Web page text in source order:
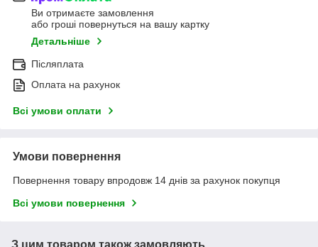
Ви отримаєте замовлення
або гроші повернуться на вашу картку
Детальніше
Післяплата
Оплата на рахунок
Всі умови оплати
Умови повернення
Повернення товару впродовж 14 днів за рахунок покупця
Всі умови повернення